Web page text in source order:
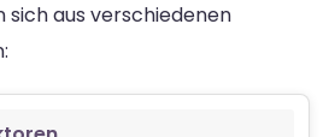
aus verschiedenen